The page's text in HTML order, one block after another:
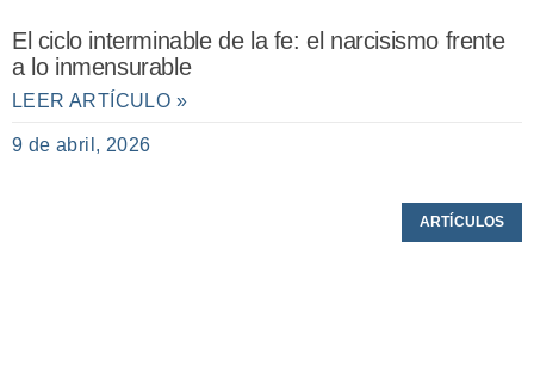
El ciclo interminable de la fe: el narcisismo frente
a lo inmensurable
LEER ARTÍCULO »
9 de abril, 2026
ARTÍCULOS